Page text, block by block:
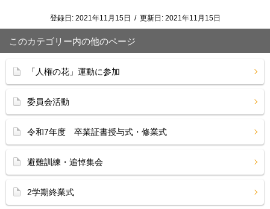
登録日: 2021年11月15日 / 更新日: 2021年11月15日
このカテゴリー内の他のページ
「人権の花」運動に参加
委員会活動
令和7年度 卒業証書授与式・修業式
避難訓練・追悼集会
2学期終業式